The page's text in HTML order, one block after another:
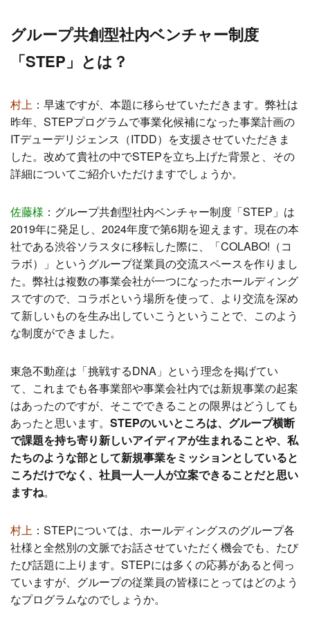
グループ共創型社内ベンチャー制度
「STEP」とは？
村上 ： 早速ですが、本題に移らせていただきます。弊社は
昨年、STEPプログラムで事業化候補になった事業計画の
ITデューデリジェンス（ITDD）を支援させていただきま
した。改めて貴社の中でSTEPを立ち上げた背景と、その
詳細についてご紹介いただけますでしょうか。
佐藤様 ： グループ共創型社内ベンチャー制度「STEP」は
2019年に発足し、2024年度で第6期を迎えます。現在の本
社である渋谷ソラスタに移転した際に、「COLABO!（コ
ラボ）」というグループ従業員の交流スペースを作りまし
た。弊社は複数の事業会社が一つになったホールディング
スですので、コラボという場所を使って、より交流を深め
て新しいものを生み出していこうということで、このよう
な制度ができました。
東急不動産は「挑戦するDNA」という理念を掲げてい
て、これまでも各事業部や事業会社内では新規事業の起案
はあったのですが、そこでできることの限界はどうしても
あったと思います。 STEPのいいところは、グループ横断
で課題を持ち寄り新しいアイディアが生まれることや、私
たちのような部として新規事業をミッションとしていると
ころだけでなく、社員一人一人が立案できることだと思い
ますね。
村上 ： STEPについては、ホールディングスのグループ各
社様と全然別の文脈でお話させていただく機会でも、たび
たび話題に上ります。STEPには多くの応募があると伺っ
ていますが、グループの従業員の皆様にとってはどのよう
なプログラムなのでしょうか。